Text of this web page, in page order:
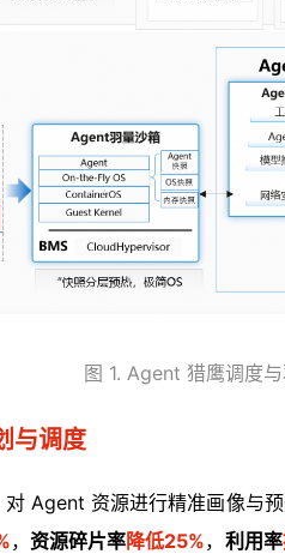
图 1. Agent 猎鹰调度
与调度
Agent 资源进行精准画像与
， 资源碎片率降低25%， 利用率